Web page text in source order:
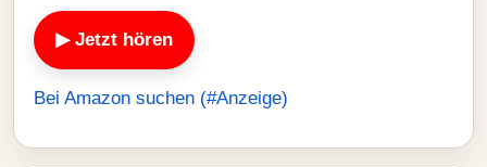
▶ Jetzt hören
Bei Amazon suchen (#Anzeige)